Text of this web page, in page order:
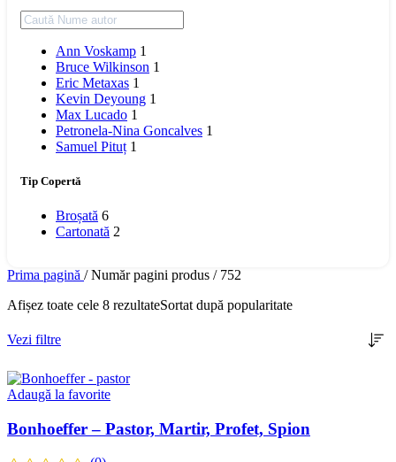
Ann Voskamp 1
Bruce Wilkinson 1
Eric Metaxas 1
Kevin Deyoung 1
Max Lucado 1
Petronela-Nina Goncalves 1
Samuel Pituț 1
Tip Copertă
Broșată 6
Cartonată 2
Prima pagină / Număr pagini produs / 752
Afișez toate cele 8 rezultateSortat după popularitate
Vezi filtre
Adaugă la favorite
Bonhoeffer – Pastor, Martir, Profet, Spion